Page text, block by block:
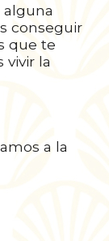
conseguir
que te
vivir la
a la